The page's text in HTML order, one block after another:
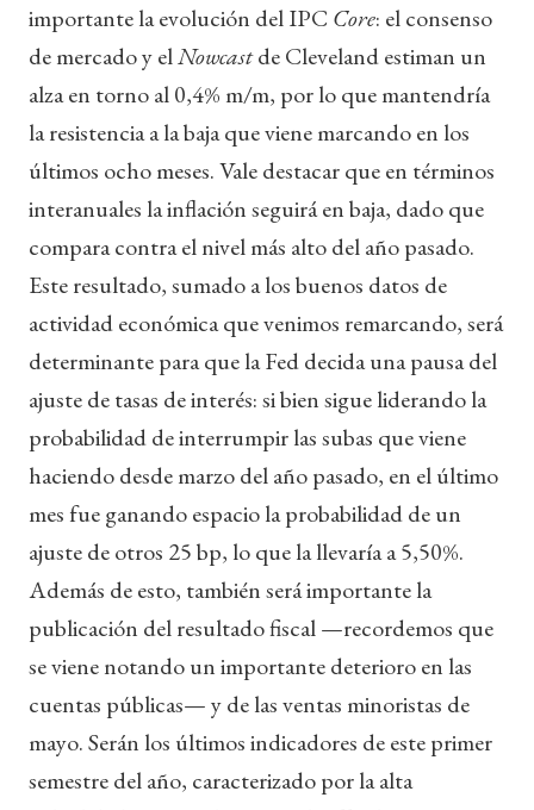
importante la evolución del IPC Core: el consenso
de mercado y elNowcastde Cleveland estiman un
alza en torno al 0,4% m/m, por lo que mantendría
la resistencia a la baja que viene marcando en los
últimos ocho meses. Vale destacar que en términos
interanuales la inflación seguirá en baja, dado que
compara contra el nivel más alto del año pasado.
Este resultado, sumado a los buenos datos de
actividad económica que venimos remarcando, será
determinante para que la Fed decida una pausa del
ajuste de tasas de interés: si bien sigue liderando la
probabilidad de interrumpir las subas que viene
haciendo desde marzo del año pasado, en el último
mes fue ganando espacio la probabilidad de un
ajuste de otros 25 bp, lo que la llevaría a 5,50%.
Además de esto, también será importante la
publicación del resultado fiscal —recordemos que
se viene notando un importante deterioro en las
cuentas públicas— y de las ventas minoristas de
mayo. Serán los últimos indicadores de este primer
semestre del año, caracterizado por la alta